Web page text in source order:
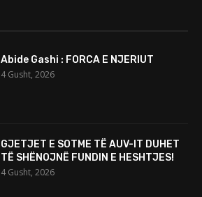
Abide Gashi : FORCA E NJERIUT
4 Gusht, 2026
GJETJET E SOTME TË AUV-IT DUHET
TË SHËNOJNË FUNDIN E HESHTJES!
4 Gusht, 2026